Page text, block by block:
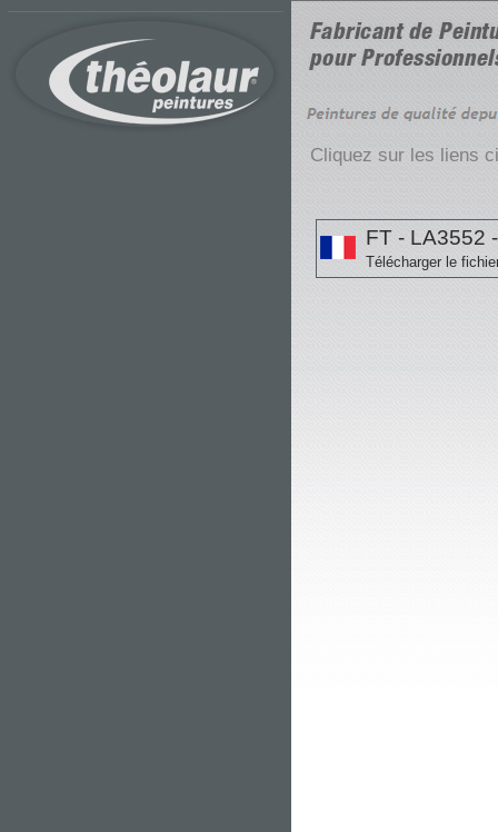
Cliquez sur les liens
FT - LA3552
Télécharger le